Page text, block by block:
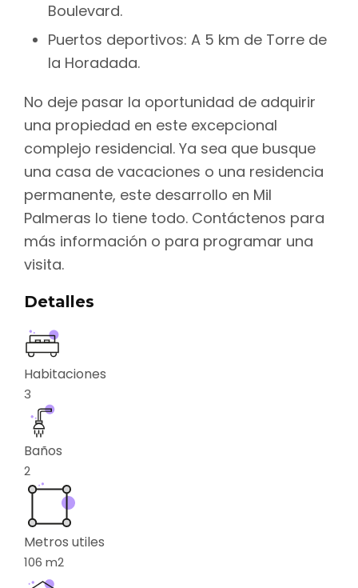
Boulevard.
Puertos deportivos: A 5 km de Torre de
la Horadada.
No deje pasar la oportunidad de adquirir
una propiedad en este excepcional
complejo residencial. Ya sea que busque
una casa de vacaciones o una residencia
permanente, este desarrollo en Mil
Palmeras lo tiene todo. Contáctenos para
más información o para programar una
visita.
Detalles
Habitaciones
3
Baños
2
Metros utiles
106 m2